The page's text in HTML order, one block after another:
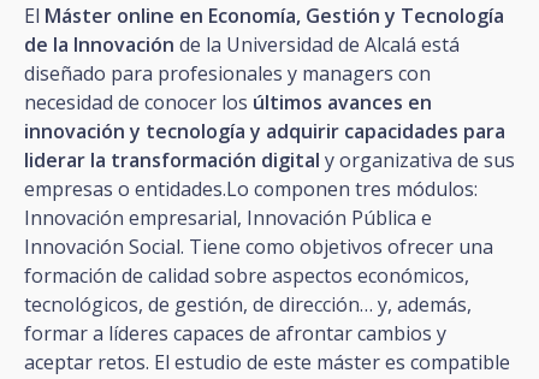
El Máster online en Economía, Gestión y Tecnología
de la Innovación de la Universidad de Alcalá está
diseñado para profesionales y managers con
necesidad de conocer los últimos avances en
innovación y tecnología y adquirir capacidades para
liderar la transformación digital y organizativa de sus
empresas o entidades.Lo componen tres módulos:
Innovación empresarial, Innovación Pública e
Innovación Social. Tiene como objetivos ofrecer una
formación de calidad sobre aspectos económicos,
tecnológicos, de gestión, de dirección… y, además,
formar a líderes capaces de afrontar cambios y
aceptar retos. El estudio de este máster es compatible